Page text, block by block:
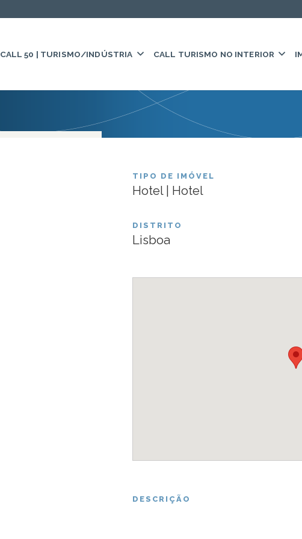
CALL 50 | TURISMO/INDÚSTRIA CALL TURISMO NO INTERIOR
Omid
TIPO DE IMÓVEL
Hotel | Hotel
DISTRITO
Lisboa
DESCRIÇÃO